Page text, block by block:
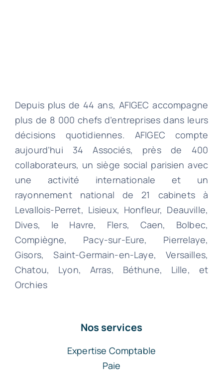
Depuis plus de 44 ans, AFIGEC accompagne
plus de 8 000 chefs d’entreprises dans leurs
décisions quotidiennes. AFIGEC compte
aujourd’hui 34 Associés, près de 400
collaborateurs, un siège social parisien avec
une activité internationale et un
rayonnement national de 21 cabinets à
Levallois-Perret, Lisieux, Honfleur, Deauville,
Dives, le Havre, Flers, Caen, Bolbec,
Compiègne, Pacy-sur-Eure, Pierrelaye,
Gisors, Saint-Germain-en-Laye, Versailles,
Chatou, Lyon, Arras, Béthune, Lille, et
Orchies
Nos services
Expertise Comptable
Paie